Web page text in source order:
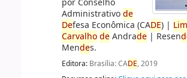
por Conselho
Administrativode
Defesa Econômica (CADE)|
Carvalho deAndrade| Resen
Mendes.
Editora: Brasília: CADE, 2019